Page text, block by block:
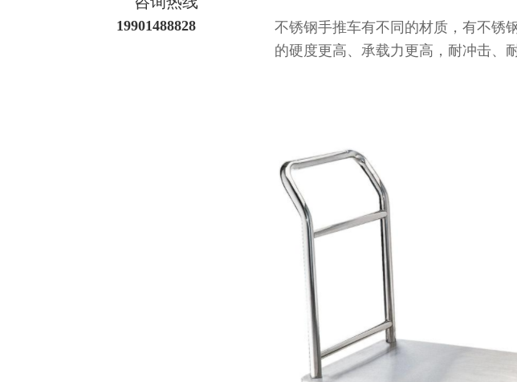
不锈钢手推车有不同的材质，有不锈钢
的硬度更高、承载力更高，耐冲击
19901488828